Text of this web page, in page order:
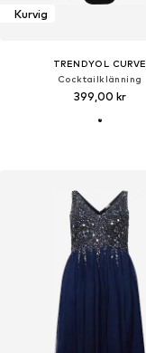
Kurvig
TRENDYOL CURVE
Cocktailklänning
399,00 kr